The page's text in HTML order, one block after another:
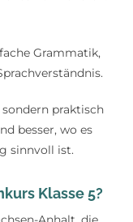
Grammatik,
praktisch
besser, wo es
sinnvoll ist.
Klasse 5?